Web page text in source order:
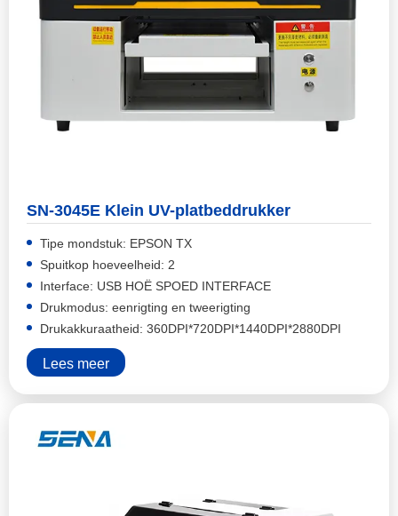
SN-3045E Klein UV-platbeddrukker
Tipe mondstuk: EPSON TX
Spuitkop hoeveelheid: 2
Interface: USB HOË SPOED INTERFACE
Drukmodus: eenrigting en tweerigting
Drukakkuraatheid: 360DPI*720DPI*1440DPI*2880DPI
Lees meer